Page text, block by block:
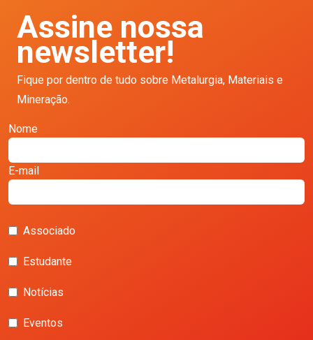
Assine nossa
newsletter!
Fique por dentro de tudo sobre Metalurgia, Materiais e
Mineração.
Nome
E-mail
Associado
Estudante
Notícias
Eventos